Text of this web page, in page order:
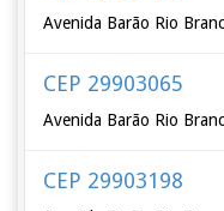
Avenida Barão Rio
CEP 29903065
Avenida Barão Rio
CEP 29903198